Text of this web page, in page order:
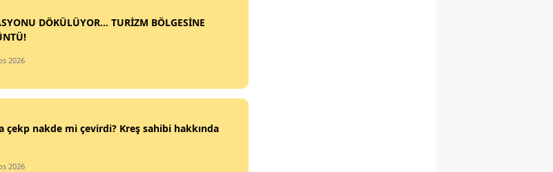
DÖKÜLÜYOR... TURİZM BÖLGESİNE
2026
çekp nakde mi çevirdi? Kreş sahibi hakkında
2026